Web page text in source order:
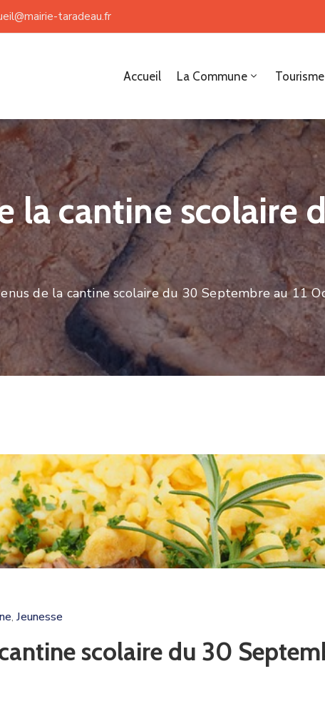
taradeau.fr
Accueil La Commune Tourisme
la cantine scolaire
de la cantine scolaire du 30 Septembre au 11
‚ Jeunesse
scolaire du 30